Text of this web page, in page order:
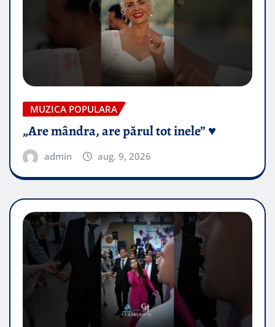
MUZICA POPULARA
„Are mândra, are părul tot inele” ♥️
admin aug. 9, 2026